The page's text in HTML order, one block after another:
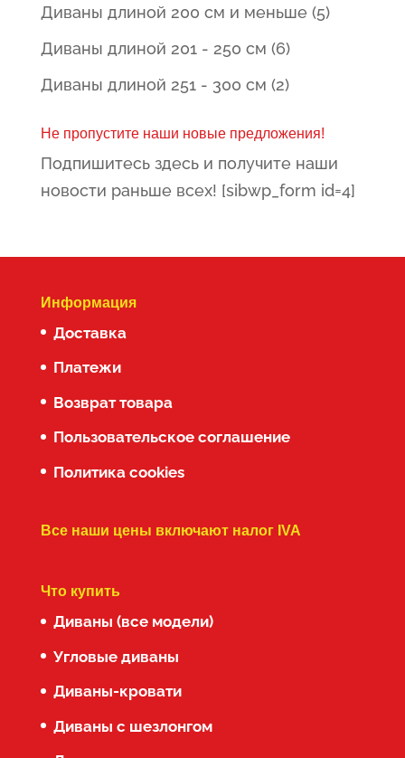
Диваны длиной 200 см и меньше (5)
Диваны длиной 201 - 250 см (6)
Диваны длиной 251 - 300 см (2)
Не пропустите наши новые предложения!
Подпишитесь здесь и получите наши
новости раньше всех! [sibwp_form id=4]
Информация
Доставка
Платежи
Возврат товара
Пользовательское соглашение
Политика cookies
Все наши цены включают налог IVA
Что купить
Диваны (все модели)
Угловые диваны
Диваны-кровати
Диваны с шезлонгом